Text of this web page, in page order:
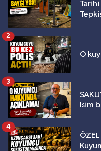
Tarihi
O
2
İsim
3
4